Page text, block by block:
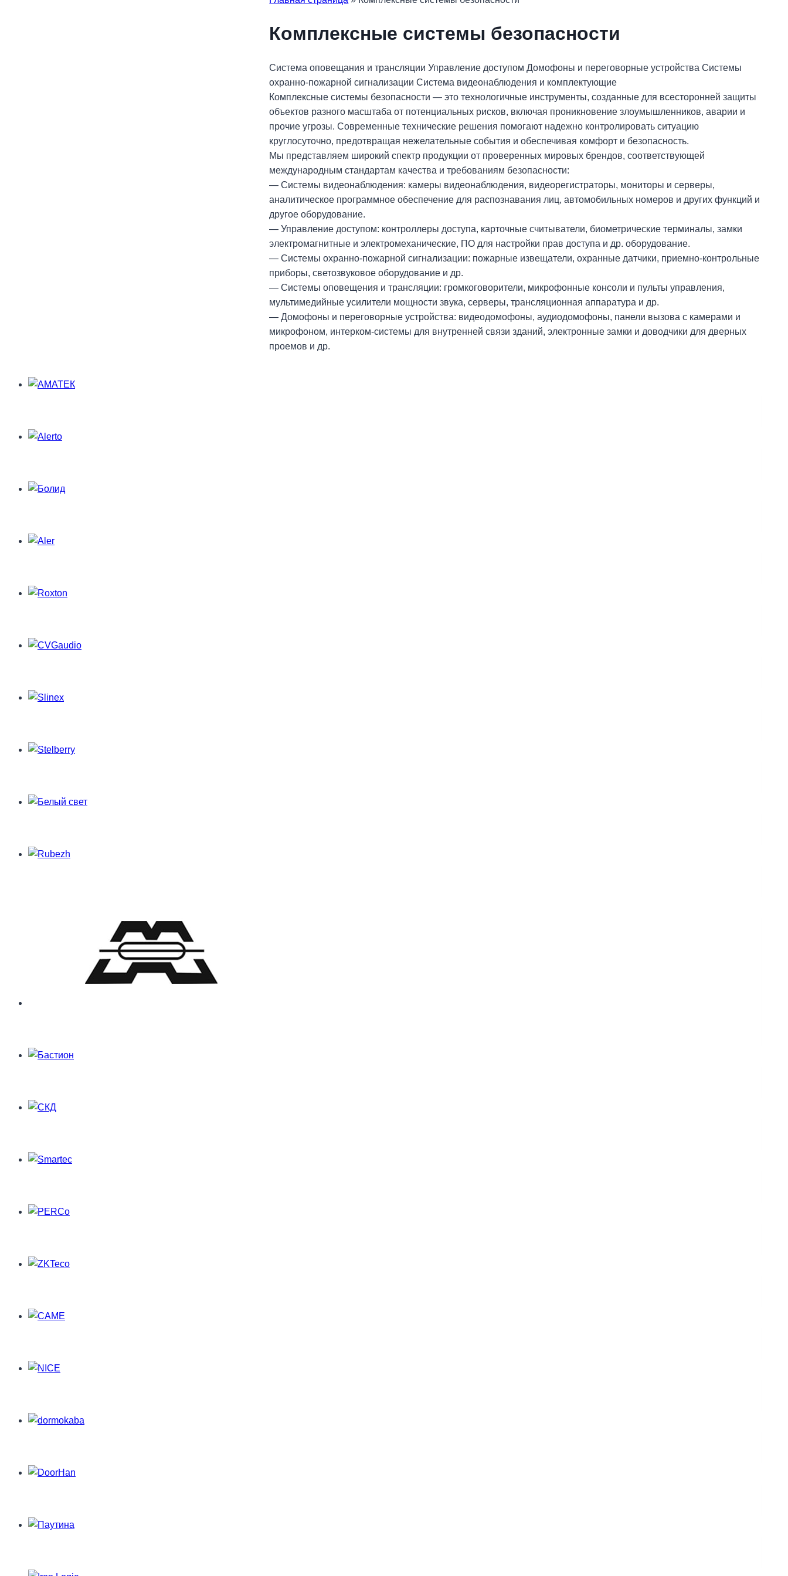
Комплексные системы безопасности
Система оповещания и трансляцииУправление доступомДомофоны и переговорные устройстваСистемы
охранно-пожарной сигнализацииСистема видеонаблюдения и комплектующие
Комплексные системы безопасности — это технологичные инструменты, созданные для всесторонней защиты
объектов разного масштаба от потенциальных рисков, включая проникновение злоумышленников, аварии и
прочие угрозы. Современные технические решения помогают надежно контролировать ситуацию
круглосуточно, предотвращая нежелательные события и обеспечивая комфорт и безопасность.
Мы представляем широкий спектр продукции от проверенных мировых брендов, соответствующей
международным стандартам качества и требованиям безопасности:
— Системы видеонаблюдения: камеры видеонаблюдения, видеорегистраторы, мониторы и серверы,
аналитическое программное обеспечение для распознавания лиц, автомобильных номеров и других функций и
другое оборудование.
— Управление доступом: контроллеры доступа, карточные считыватели, биометрические терминалы, замки
электромагнитные и электромеханические, ПО для настройки прав доступа и др. оборудование.
— Системы охранно-пожарной сигнализации: пожарные извещатели, охранные датчики, приемно-контрольные
приборы, светозвуковое оборудование и др.
— Системы оповещения и трансляции: громкоговорители, микрофонные консоли и пульты управления,
мультимедийные усилители мощности звука, серверы, трансляционная аппаратура и др.
— Домофоны и переговорные устройства: видеодомофоны, аудиодомофоны, панели вызова с камерами и
микрофоном, интерком-системы для внутренней связи зданий, электронные замки и доводчики для дверных
проемов и др.